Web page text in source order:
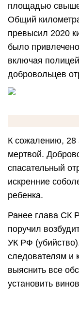
площадью свыше
Общий
превысил 2020
было
включая
добровольцев
К сожалению, 28
мертвой.
спасательный
искренние
ребенка.
Ранее глава СК
поручил
УК РФ
следователям и
выяснить все
установить